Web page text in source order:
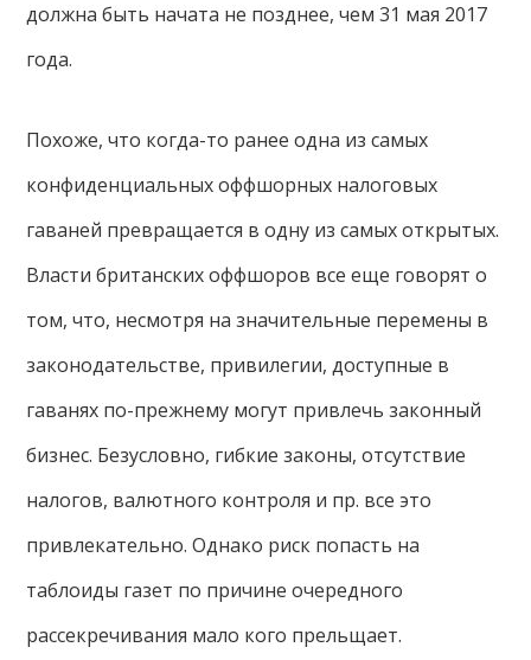
должна быть начата не позднее, чем 31 мая 2017
года.
Похоже, что когда-то ранее одна из самых
конфиденциальных оффшорных налоговых
гаваней превращается в одну из самых открытых.
Власти британских оффшоров все еще говорят о
том, что, несмотря на значительные перемены в
законодательстве, привилегии, доступные в
гаванях по-прежнему могут привлечь законный
бизнес. Безусловно, гибкие законы, отсутствие
налогов, валютного контроля и пр. все это
привлекательно. Однако риск попасть на
таблоиды газет по причине очередного
рассекречивания мало кого прельщает.